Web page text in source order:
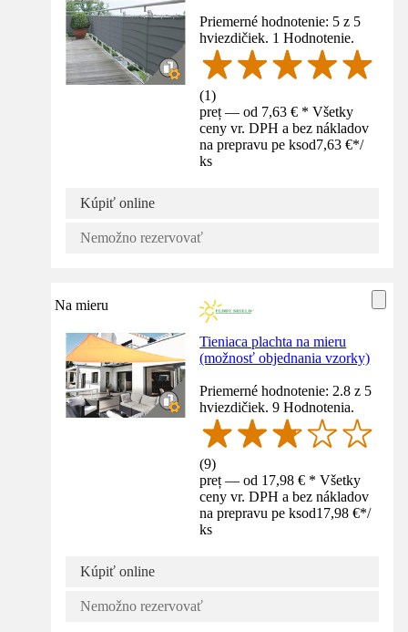
Priemerné hodnotenie: 5 z 5
hviezdičiek. 1 Hodnotenie.
(1)
preț — od 7,63 € * Všetky
ceny vr. DPH a bez nákladov
na prepravu pe ksod7,63 €*/
ks
Kúpiť online
Nemožno rezervovať
Na mieru
Tieniaca plachta na mieru
(možnosť objednania vzorky)
Priemerné hodnotenie: 2.8 z 5
hviezdičiek. 9 Hodnotenia.
(9)
preț — od 17,98 € * Všetky
ceny vr. DPH a bez nákladov
na prepravu pe ksod17,98 €*/
ks
Kúpiť online
Nemožno rezervovať